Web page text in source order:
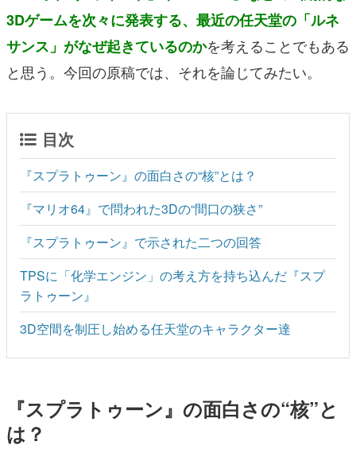
3Dゲームを次々に発表する、最近の任天堂の「ルネ
サンス」がなぜ起きているのかを考えることでもある
と思う。今回の原稿では、それを論じてみたい。
目次
『スプラトゥーン』の面白さの“核”とは？
『マリオ64』で問われた3Dの“間口の狭さ”
『スプラトゥーン』で示された二つの回答
TPSに「化学エンジン」の考え方を持ち込んだ『スプ
ラトゥーン』
3D空間を制圧し始める任天堂のキャラクター達
『スプラトゥーン』の面白さの“核”と
は？